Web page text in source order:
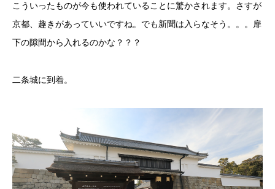
こういったものが今も使われていることに驚かされます。さすが
京都、趣きがあっていいですね。でも新聞は入らなそう。。。扉
下の隙間から入れるのかな？？？
二条城に到着。